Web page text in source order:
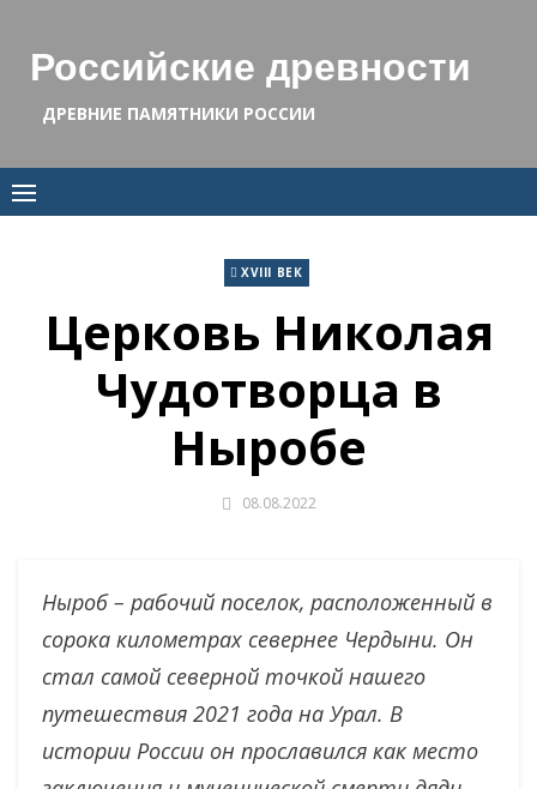
contentРоссийские древности
ДРЕВНИЕ ПАМЯТНИКИ РОССИИ
XVIII ВЕК
Церковь Николая
Чудотворца в
Ныробе
08.08.2022
Ныроб – рабочий поселок, расположенный в
сорока километрах севернее Чердыни. Он
стал самой северной точкой нашего
путешествия 2021 года на Урал. В
истории России он прославился как место